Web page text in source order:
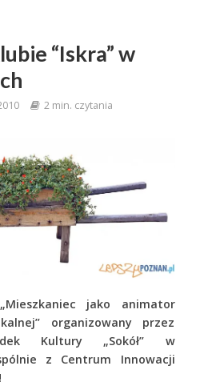
“Iskra” w
2 min. czytania
jako animator
organizowany przez
Kultury „Sokół” w
z Centrum Innowacji